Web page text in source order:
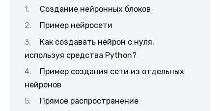
Создание нейронных блоков
Пример нейросети
Как создавать нейрон с нуля,
используя средства Python?
Пример создания сети из отдельных
нейронов
Прямое распространение